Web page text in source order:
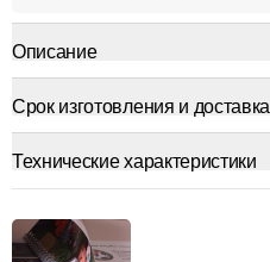
Описание
Срок изготовления и доставка
Технические характеристики